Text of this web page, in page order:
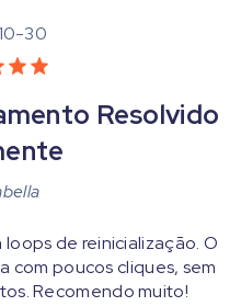
30
Resolvido
de reinicialização. O
com poucos cliques, sem
Recomendo muito!